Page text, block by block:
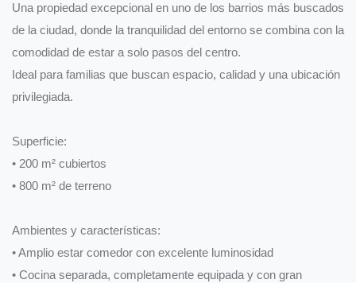
Una propiedad excepcional en uno de los barrios más buscados
de la ciudad, donde la tranquilidad del entorno se combina con la
comodidad de estar a solo pasos del centro.
Ideal para familias que buscan espacio, calidad y una ubicación
privilegiada.
Superficie:
• 200 m² cubiertos
• 800 m² de terreno
Ambientes y características:
• Amplio estar comedor con excelente luminosidad
• Cocina separada, completamente equipada y con gran